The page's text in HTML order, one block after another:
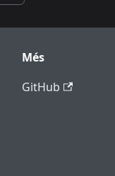
Més
GitHub